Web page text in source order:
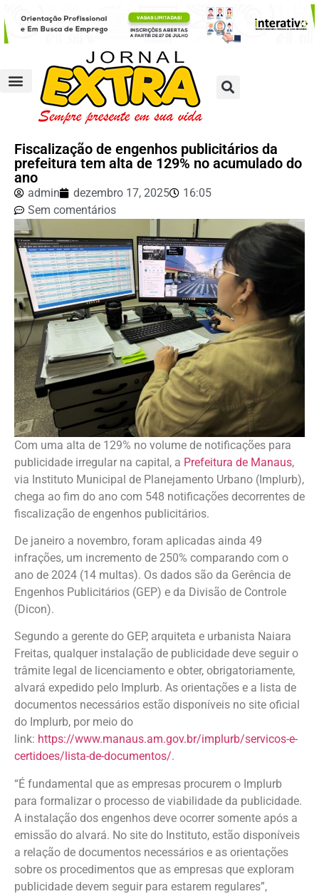
Fiscalização de engenhos publicitários da
prefeitura tem alta de 129% no acumulado do
ano
admin dezembro 17, 2025
16:05
Sem comentários
Com uma alta de 129% no volume de notificações para
publicidade irregular na capital, a Prefeitura de Manaus,
via Instituto Municipal de Planejamento Urbano (Implurb),
chega ao fim do ano com 548 notificações decorrentes de
fiscalização de engenhos publicitários.
De janeiro a novembro, foram aplicadas ainda 49
infrações, um incremento de 250% comparando com o
ano de 2024 (14 multas). Os dados são da Gerência de
Engenhos Publicitários (GEP) e da Divisão de Controle
(Dicon).
Segundo a gerente do GEP, arquiteta e urbanista Naiara
Freitas, qualquer instalação de publicidade deve seguir o
trâmite legal de licenciamento e obter, obrigatoriamente,
alvará expedido pelo Implurb. As orientações e a lista de
documentos necessários estão disponíveis no site oficial
do Implurb, por meio do
link: https://www.manaus.am.gov.br/implurb/servicos-e-
certidoes/lista-de-documentos/.
“É fundamental que as empresas procurem o Implurb
para formalizar o processo de viabilidade da publicidade.
A instalação dos engenhos deve ocorrer somente após a
emissão do alvará. No site do Instituto, estão disponíveis
a relação de documentos necessários e as orientações
sobre os procedimentos que as empresas que exploram
publicidade devem seguir para estarem regulares”,